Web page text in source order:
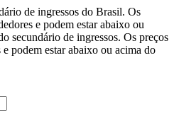
de ingressos do Brasil. Os
e podem estar abaixo ou
secundário de ingressos. Os preços
podem estar abaixo ou acima do